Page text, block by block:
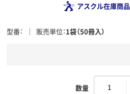
アスクル在庫商品
型番 販売単位 1袋（50冊入）
数量